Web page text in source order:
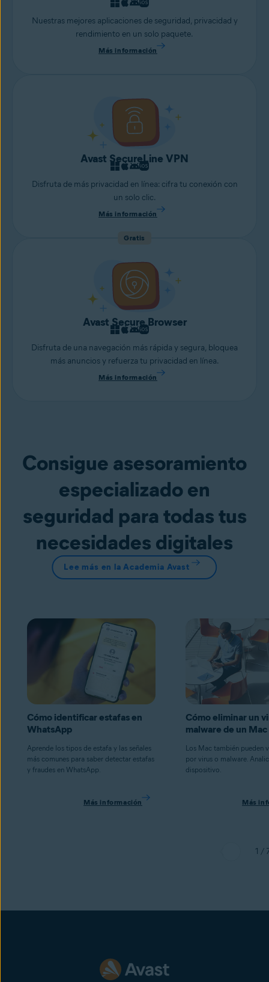
Nuestras mejores aplicaciones de seguridad, privacidad y
rendimiento en un solo paquete.
Más información
Avast SecureLine VPN
Disfruta de más privacidad en línea: cifra tu conexión con
un solo clic.
Más información
Gratis
Avast Secure Browser
Disfruta de una navegación más rápida y segura, bloquea
más anuncios y refuerza tu privacidad en línea.
Más información
Consigue asesoramiento
especializado en
seguridad para todas tus
necesidades digitales
Lee más en la Academia Avast
Cómo identificar estafas en
WhatsApp
Aprende los tipos de estafa y las señales
más comunes para saber detectar estafas
y fraudes en WhatsApp.
Más información
Cómo eliminar un
malware de un Mac
Los Mac también pueden
por virus o malware.
dispositivo.
Más
1 /